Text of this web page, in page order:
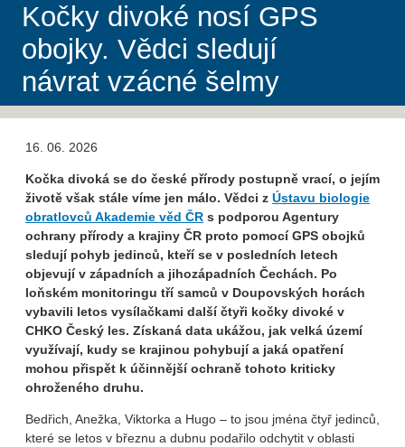
Kočky divoké nosí GPS
obojky. Vědci sledují
návrat vzácné šelmy
16. 06. 2026
Kočka divoká se do české přírody postupně vrací, o jejím
životě však stále víme jen málo. Vědci z Ústavu biologie
obratlovců Akademie věd ČR s podporou Agentury
ochrany přírody a krajiny ČR proto pomocí GPS obojků
sledují pohyb jedinců, kteří se v posledních letech
objevují v západních a jihozápadních Čechách. Po
loňském monitoringu tří samců v Doupovských horách
vybavili letos vysílačkami další čtyři kočky divoké v
CHKO Český les. Získaná data ukážou, jak velká území
využívají, kudy se krajinou pohybují a jaká opatření
mohou přispět k účinnější ochraně tohoto kriticky
ohroženého druhu.
Bedřich, Anežka, Viktorka a Hugo – to jsou jména čtyř jedinců,
které se letos v březnu a dubnu podařilo odchytit v oblasti